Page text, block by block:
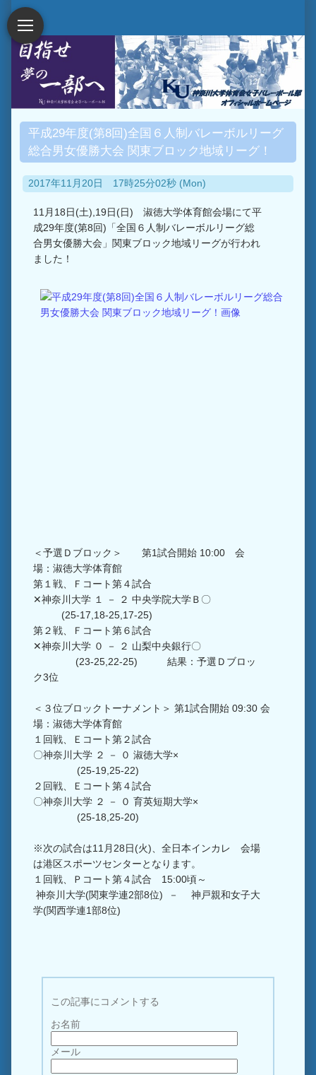
平成29年度(第8回)全国６人制バレーボルリーグ
総合男女優勝大会 関東ブロック地域リーグ！
2017年11月20日 17時25分02秒 (Mon)
11月18日(土),19日(日) 淑徳大学体育館会場にて平
成29年度(第8回)「全国６人制バレーボルリーグ総
合男女優勝大会」関東ブロック地域リーグが行われ
ました！
＜予選Ｄブロック＞ 第1試合開始 10:00 会
場：淑徳大学体育館
第１戦、Ｆコート第４試合
✕神奈川大学 １ － ２ 中央学院大学Ｂ〇
(25-17,18-25,17-25)
第２戦、Ｆコート第６試合
✕神奈川大学 ０ － ２ 山梨中央銀行〇
(23-25,22-25) 結果：予選Ｄブロッ
ク3位
＜３位ブロックトーナメント＞ 第1試合開始 09:30 会
場：淑徳大学体育館
１回戦、Ｅコート第２試合
〇神奈川大学 ２ － ０ 淑徳大学×
(25-19,25-22)
２回戦、Ｅコート第４試合
〇神奈川大学 ２ － ０ 育英短期大学×
(25-18,25-20)
※次の試合は11月28日(火)、全日本インカレ 会場
は港区スポーツセンターとなります。
１回戦、Ｐコート第４試合 15:00頃～
神奈川大学(関東学連2部8位) － 神戸親和女子大
学(関西学連1部8位)
この記事にコメントする
お名前
メール